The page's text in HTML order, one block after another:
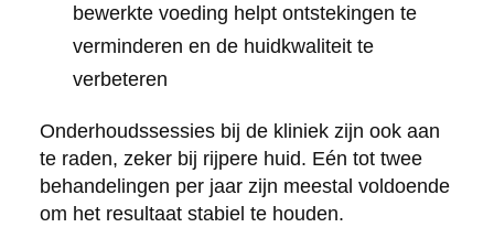
bewerkte voeding helpt ontstekingen te
verminderen en de huidkwaliteit te
verbeteren
Onderhoudssessies bij de kliniek zijn ook aan
te raden, zeker bij rijpere huid. Eén tot twee
behandelingen per jaar zijn meestal voldoende
om het resultaat stabiel te houden.